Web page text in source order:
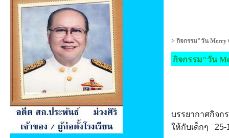
> กิจกรรม"วัน Merry
กิจกรรม"วัน
บรรยากาศกิจ
ให้กับเด็กๆ 25-